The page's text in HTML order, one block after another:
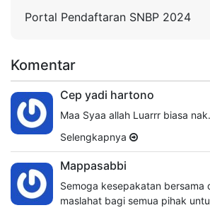
Portal Pendaftaran SNBP 2024
Komentar
Cep yadi hartono
Maa Syaa allah Luarrr biasa
Selengkapnya
Mappasabbi
Semoga kesepakatan bersama
maslahat bagi semua pihak